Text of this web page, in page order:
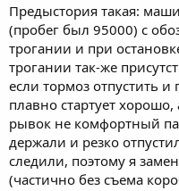
Предыстория такая:
(пробег был 95000) с
трогании и при
трогании так-же
если тормоз отпустить
плавно стартует хорошо,
рывок не комфортный
держали и резко
следили, поэтому я
(частично без съема